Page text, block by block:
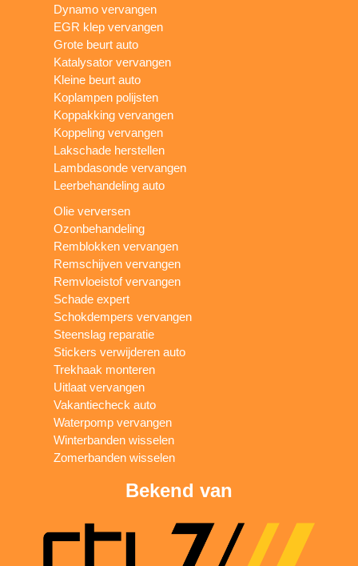
Dynamo vervangen
EGR klep vervangen
Grote beurt auto
Katalysator vervangen
Kleine beurt auto
Koplampen polijsten
Koppakking vervangen
Koppeling vervangen
Lakschade herstellen
Lambdasonde vervangen
Leerbehandeling auto
Olie verversen
Ozonbehandeling
Remblokken vervangen
Remschijven vervangen
Remvloeistof vervangen
Schade expert
Schokdempers vervangen
Steenslag reparatie
Stickers verwijderen auto
Trekhaak monteren
Uitlaat vervangen
Vakantiecheck auto
Waterpomp vervangen
Winterbanden wisselen
Zomerbanden wisselen
Bekend van